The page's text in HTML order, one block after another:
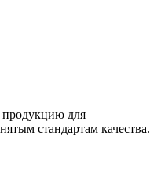
продукцию для
стандартам качества.